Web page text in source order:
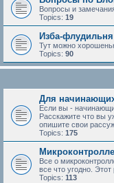
Вопросы и
Topics: 19
Изба-флудильня
Тут можно
Topics: 90
Для
Если вы -
Расскажите что вы
опишите свои
Topics: 175
Все о
все что угодно. Этот
Topics: 113